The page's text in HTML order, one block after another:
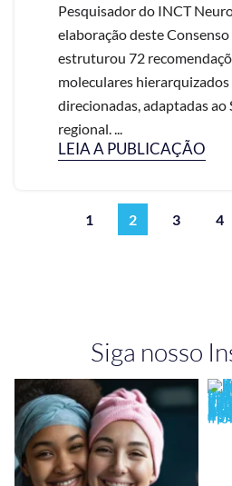
Pesquisador do INCT
elaboração deste
estruturou 72
moleculares
direcionadas, adaptadas ao
regional. ...
LEIA A PUBLICAÇÃO
1 2 3 4
Siga nosso